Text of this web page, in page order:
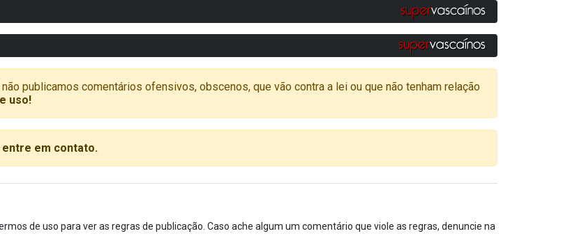
não publicamos comentários ofensivos, obscenos, que vão contra a lei ou que não tenham relação
uso!
entre em contato.
de uso para ver as regras de publicação. Caso ache algum um comentário que viole as regras, denuncie na